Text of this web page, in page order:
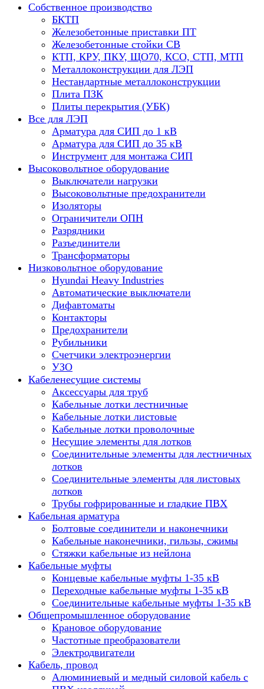
Собственное производство
БКТП
Железобетонные приставки ПТ
Железобетонные стойки СВ
КТП, КРУ, ПКУ, ЩО70, КСО, СТП, МТП
Металлоконструкции для ЛЭП
Нестандартные металлоконструкции
Плита ПЗК
Плиты перекрытия (УБК)
Все для ЛЭП
Арматура для СИП до 1 кВ
Арматура для СИП до 35 кВ
Инструмент для монтажа СИП
Высоковольтное оборудование
Выключатели нагрузки
Высоковольтные предохранители
Изоляторы
Ограничители ОПН
Разрядники
Разъединители
Трансформаторы
Низковольтное оборудование
Hyundai Heavy Industries
Автоматические выключатели
Дифавтоматы
Контакторы
Предохранители
Рубильники
Счетчики электроэнергии
УЗО
Кабеленесущие системы
Аксессуары для труб
Кабельные лотки лестничные
Кабельные лотки листовые
Кабельные лотки проволочные
Несущие элементы для лотков
Соединительные элементы для лестничных
лотков
Соединительные элементы для листовых
лотков
Трубы гофрированные и гладкие ПВХ
Кабельная арматура
Болтовые соединители и наконечники
Кабельные наконечники, гильзы, сжимы
Стяжки кабельные из нейлона
Кабельные муфты
Концевые кабельные муфты 1-35 кВ
Переходные кабельные муфты 1-35 кВ
Соединительные кабельные муфты 1-35 кВ
Общепромышленное оборудование
Крановое оборудование
Частотные преобразователи
Электродвигатели
Кабель, провод
Алюминиевый и медный силовой кабель с